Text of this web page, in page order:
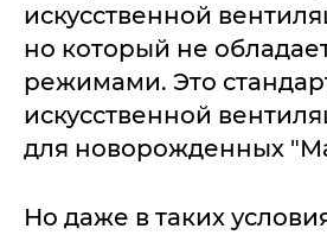
искусственной
но который не
режимами. Это
искусственной
для новорожденных
Но даже в таких